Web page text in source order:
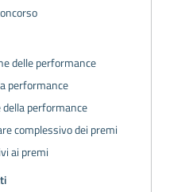
delle performance
performance
della performance
complessivo dei premi
ai premi